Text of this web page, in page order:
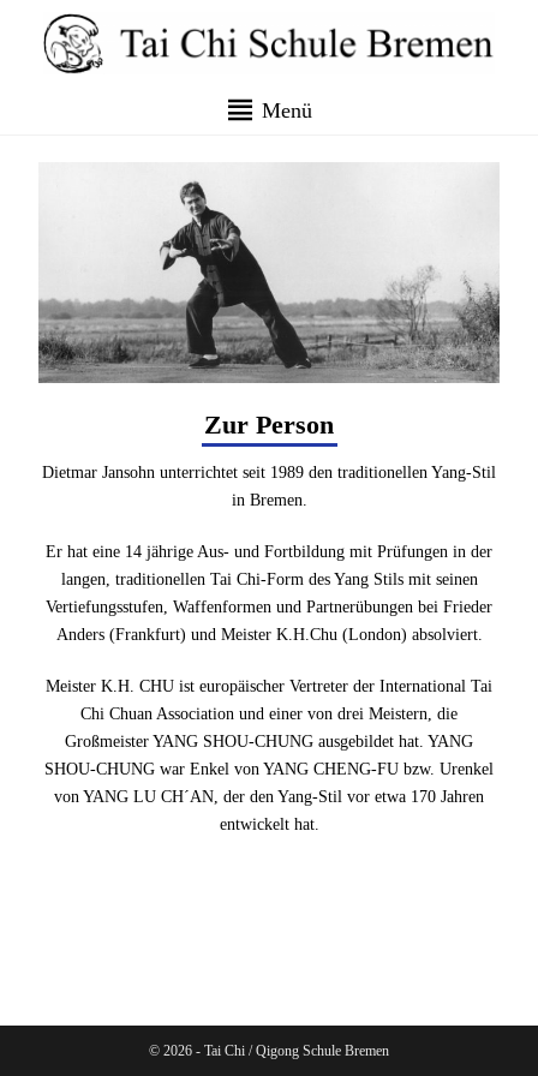
Menü
Zur Person
Dietmar Jansohn unterrichtet seit 1989 den traditionellen Yang-Stil
in Bremen.
Er hat eine 14 jährige Aus- und Fortbildung mit Prüfungen in der
langen, traditionellen Tai Chi-Form des Yang Stils mit seinen
Vertiefungsstufen, Waffenformen und Partnerübungen bei Frieder
Anders (Frankfurt) und Meister K.H.Chu (London) absolviert.
Meister K.H. CHU ist europäischer Vertreter der International Tai
Chi Chuan Association und einer von drei Meistern, die
Großmeister YANG SHOU-CHUNG ausgebildet hat. YANG
SHOU-CHUNG war Enkel von YANG CHENG-FU bzw. Urenkel
von YANG LU CH´AN, der den Yang-Stil vor etwa 170 Jahren
entwickelt hat.
© 2026 - Tai Chi / Qigong Schule Bremen